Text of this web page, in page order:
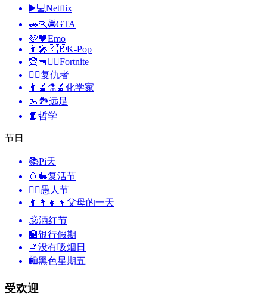
▶️💻Netflix
🚗🏃🚔GTA
🩷🖤Emo
👨‍🎤🇰🇷K-Pop
🧝🔫🦹‍♂️Fortnite
🦸‍♂️复仇者
👨‍🔬⚗️🔬 化学家
🥾🏞️远足
📙哲学
节日
📚Pi天
🥚🐇复活节
🙆‍♂️愚人节
👨‍👩‍👧‍👦 父母的一天
🕉洒红节
🏦银行假期
🚬没有吸烟日
🛍黑色星期五
受欢迎